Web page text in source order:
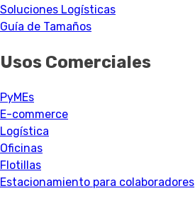
Soluciones Logísticas
Guía de Tamaños
Usos Comerciales
PyMEs
E-commerce
Logística
Oficinas
Flotillas
Estacionamiento para colaboradores